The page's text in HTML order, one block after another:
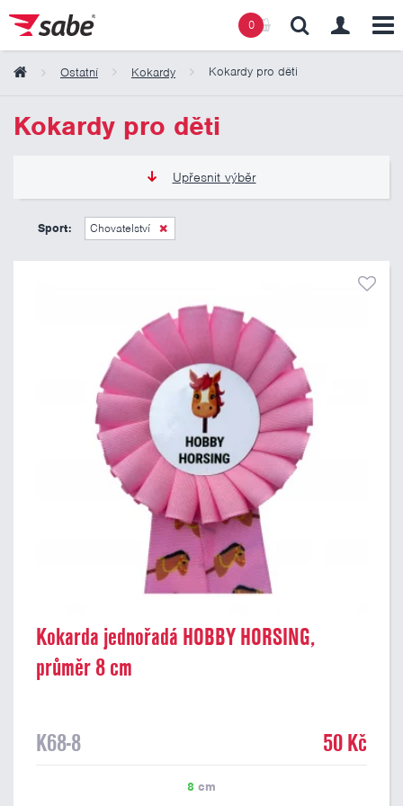
0
Ostatní Kokardy Kokardy pro děti
Kokardy pro děti
Upřesnit výběr
50 Kč
Sport: Chovatelství
Kokarda jednořadá HOBBY HORSING,
průměr 8 cm
K68-8 50 Kč
8 cm
Obsah košíku